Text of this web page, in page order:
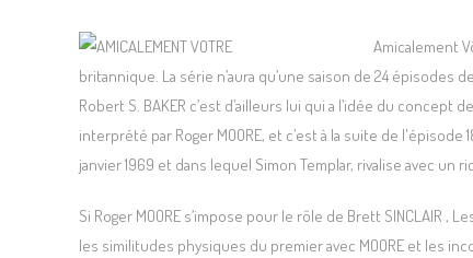
Amicalement
britannique. La série n’aura qu’une saison de 24 épisodes
Robert S. BAKER c’est d’ailleurs lui qui a l’idée du concept
interprété par Roger MOORE, et c’est à la suite de l'épisode
janvier 1969 et dans lequel Simon Templar, rivalise avec un
Si Roger MOORE s’impose pour le rôle de Brett SINCLAIR ,
les similitudes physiques du premier avec MOORE et les